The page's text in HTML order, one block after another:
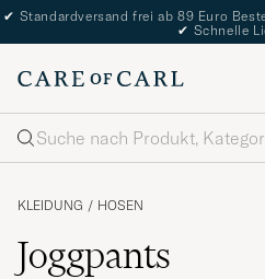
✔ Standardversand frei ab 89 Euro
✔ Schnelle
Suche
KLEIDUNG / HOSEN
Joggpants